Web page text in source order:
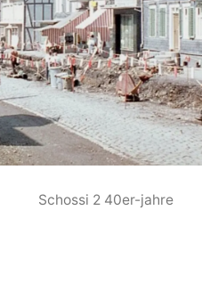
Schossi 2 40er-jahre